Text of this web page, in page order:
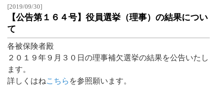
[2019/09/30]
【公告第１６４号】役員選挙（理事）の結果につい
て
各被保険者殿
２０１９年９月３０日の理事補欠選挙の結果を公告いたし
ます。
詳しくはねこちら を参照願います。